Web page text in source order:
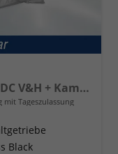
Comfort 1.6 T-GDI 2WD / LED PDC V&H + Kamera Sitz Lenkradheizung Alu 18"
mit Tageszulassung
Black